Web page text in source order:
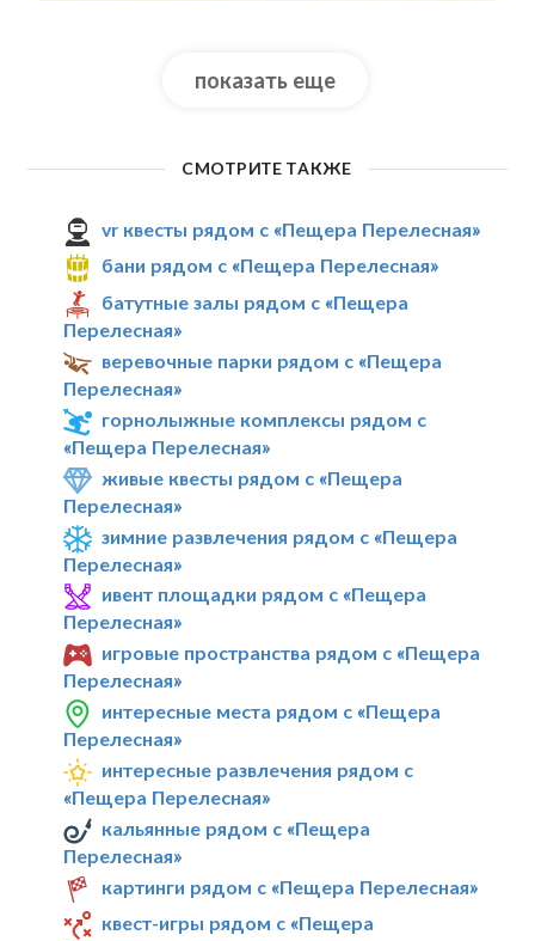
показать еще
СМОТРИТЕ ТАКЖЕ
vr квесты рядом с «Пещера Перелесная»
бани рядом с «Пещера Перелесная»
батутные залы рядом с «Пещера
Перелесная»
веревочные парки рядом с «Пещера
Перелесная»
горнолыжные комплексы рядом с
«Пещера Перелесная»
живые квесты рядом с «Пещера
Перелесная»
зимние развлечения рядом с «Пещера
Перелесная»
ивент площадки рядом с «Пещера
Перелесная»
игровые пространства рядом с «Пещера
Перелесная»
интересные места рядом с «Пещера
Перелесная»
интересные развлечения рядом с
«Пещера Перелесная»
кальянные рядом с «Пещера
Перелесная»
картинги рядом с «Пещера Перелесная»
квест-игры рядом с «Пещера